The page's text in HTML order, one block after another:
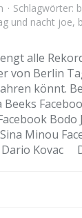
Schlagwörter:
und nacht joe,
alle
von Berlin
könnt.
Minou
Kovac